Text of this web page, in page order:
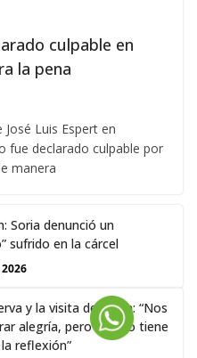
culpable en
la pena
Luis Espert en
fue declarado culpable por
manera
Soria denunció un
sufrido en la cárcel
y la visita del Papa: “Nos
alegría, pero eso no tiene
reflexión”